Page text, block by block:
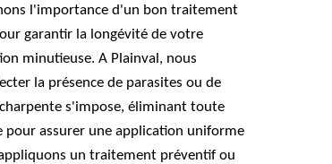
l'importance d'un bon traitement
garantir la longévité de votre
minutieuse. A Plainval, nous
la présence de parasites ou de
s'impose, éliminant toute
pour assurer une application uniforme
un traitement préventif ou